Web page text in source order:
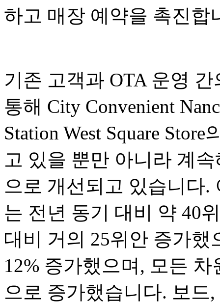
하고 매장 예약을 촉진합
기존 고객과 OTA 운영
통해 City Convenient
Station West Square
고 있을 뿐만 아니라 계
으로 개선되고 있습니다.
는 전년 동기 대비 약 40
대비 거의 25위안 증가했
12% 증가했으며, 모든
으로 증가했습니다. 보